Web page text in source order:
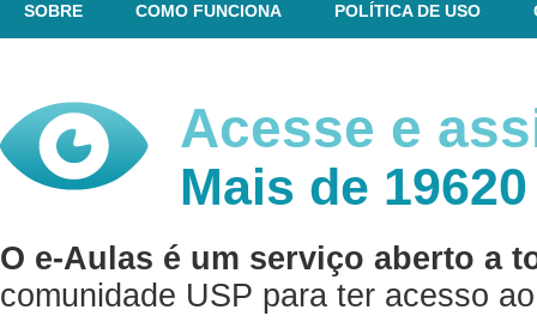
SOBRE COMO FUNCIONA POLÍTICA DE USO
Acesse e
Mais de
O e-Aulas é um serviço aberto a
comunidade USP para ter acesso